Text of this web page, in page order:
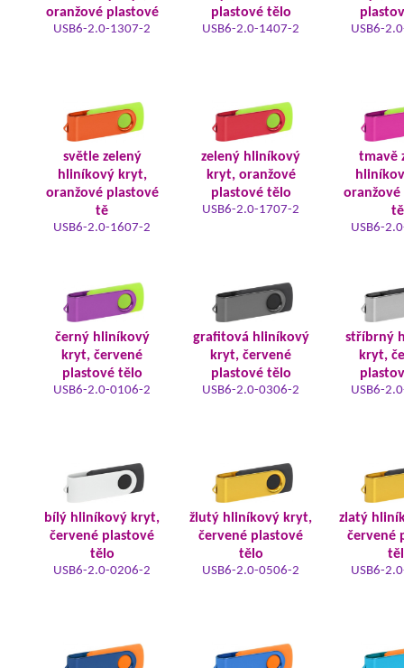
oranžové plastové
USB6-2.0-1307-2
plastové tělo
USB6-2.0-1407-2 USB6-
světle zelený
hliníkový kryt,
oranžové plastové
tě
USB6-2.0-1607-2
zelený hliníkový
kryt, oranžové
plastové tělo
USB6-2.0-1707-2
tmavě
oranžové
USB6-
černý hliníkový
kryt, červené
plastové tělo
USB6-2.0-0106-2
grafitová hliníkový
kryt, červené
plastové tělo
USB6-2.0-0306-2
stříbrný
kryt,
USB6-
bílý hliníkový kryt,
červené plastové
tělo
USB6-2.0-0206-2
žlutý hliníkový kryt,
červené plastové
tělo
USB6-2.0-0506-2
zlatý
červené
USB6-